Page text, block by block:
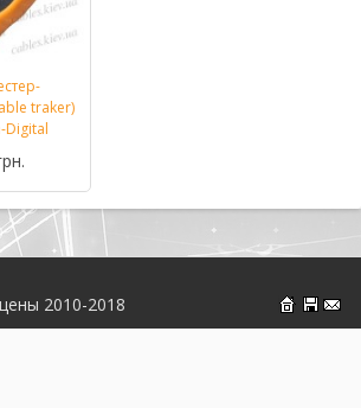
traker)
Digital
На
2010-2018